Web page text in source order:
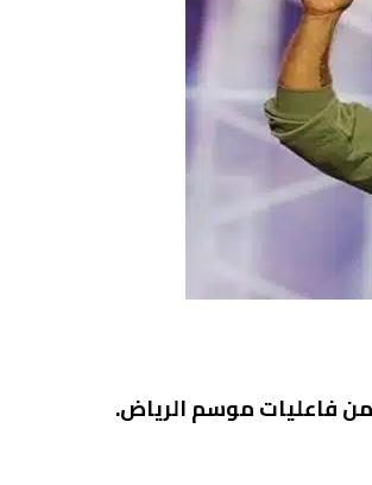
فاعليات موسم الرياض.